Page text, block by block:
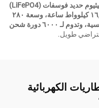
بطارية ليثيوم-أيون من نوع ليثيوم حديد فوسفات (LiFePO4)
بفولتية ٥١,٢ فولت / ٤٨ فولت، وسعة ١٦,٠٧ كيلوواط ساعة، وسعة ٢٨٠
٦٠٠٠ دورة شحن
طويل.
الكهربائية